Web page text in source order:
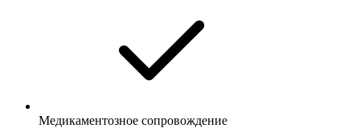
Медикаментозное сопровождение